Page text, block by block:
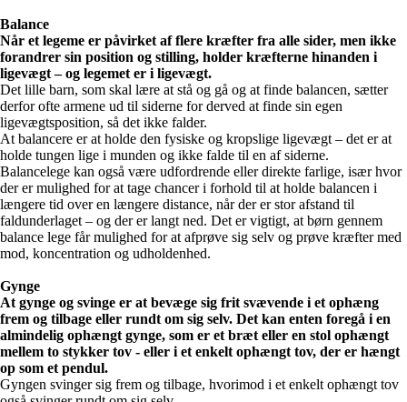
Balance
Når et legeme er påvirket af flere kræfter fra alle sider, men ikke
forandrer sin position og stilling, holder kræfterne hinanden i
ligevægt – og legemet er i ligevægt.
Det lille barn, som skal lære at stå og gå og at finde balancen, sætter
derfor ofte armene ud til siderne for derved at finde sin egen
ligevægtsposition, så det ikke falder.
At balancere er at holde den fysiske og kropslige ligevægt – det er at
holde tungen lige i munden og ikke falde til en af siderne.
Balancelege kan også være udfordrende eller direkte farlige, især hvor
der er mulighed for at tage chancer i forhold til at holde balancen i
længere tid over en længere distance, når der er stor afstand til
faldunderlaget – og der er langt ned. Det er vigtigt, at børn gennem
balance lege får mulighed for at afprøve sig selv og prøve kræfter med
mod, koncentration og udholdenhed.
Gynge
At gynge og svinge er at bevæge sig frit svævende i et ophæng
frem og tilbage eller rundt om sig selv. Det kan enten foregå i en
almindelig ophængt gynge, som er et bræt eller en stol ophængt
mellem to stykker tov - eller i et enkelt ophængt tov, der er hængt
op som et pendul.
Gyngen svinger sig frem og tilbage, hvorimod i et enkelt ophængt tov